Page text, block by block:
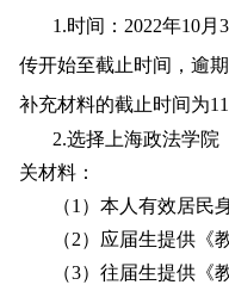
1.时间： 2022年10
传开始至截止时间，逾
补充材料的截止时间为11
2.选择上海政法学院
关材料：
（1）本人有效居民
（2）应届生提供《
（3）往届生提供《